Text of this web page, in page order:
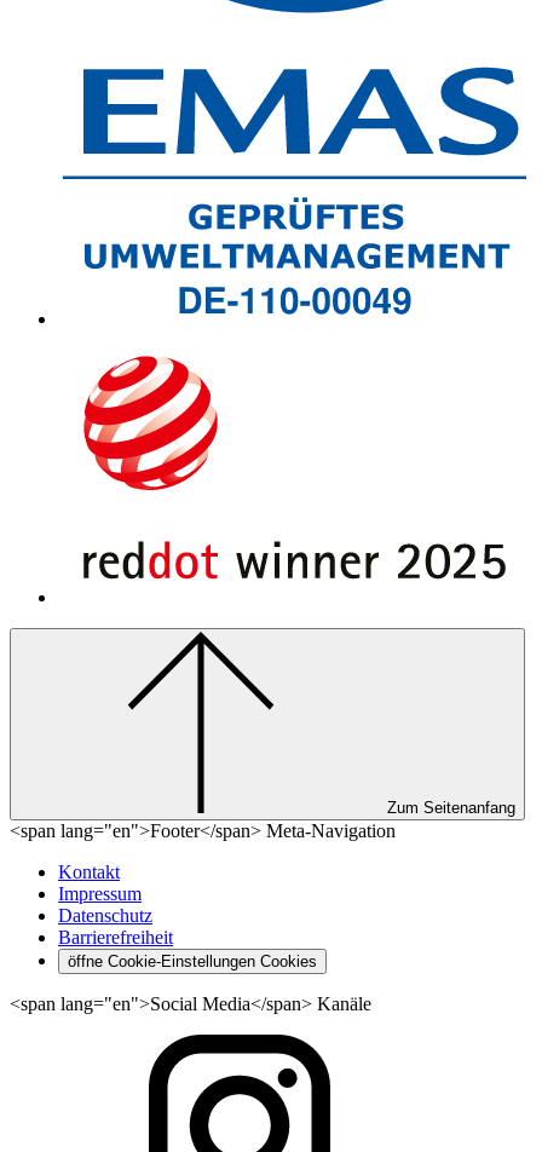
Zum Seitenanfang
<span lang="en">Footer</span> Meta-Navigation
Kontakt
Impressum
Datenschutz
Barrierefreiheit
öffne Cookie-Einstellungen Cookies
<span lang="en">Social Media</span> Kanäle